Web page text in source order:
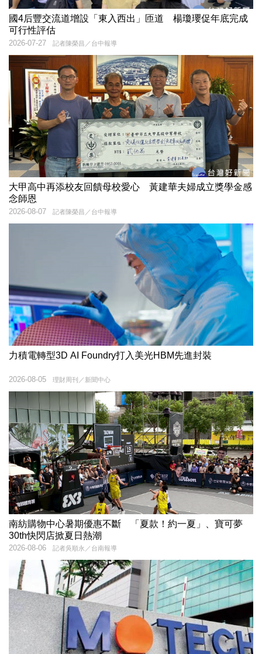
國4后豐交流道增設「東入西出」匝道 楊瓊瓔促年底完成
可行性評估
記者陳榮昌／台中報導
2026-07-27
大甲高中再添校友回饋母校愛心 黃建華夫婦成立獎學金感
念師恩
記者陳榮昌／台中報導
2026-08-07
力積電轉型3D AI Foundry打入美光HBM先進封裝
理財周刊／新聞中心
2026-08-05
南紡購物中心暑期優惠不斷 「夏款！約一夏」、寶可夢
30th快閃店掀夏日熱潮
記者吳順永／台南報導
2026-08-06